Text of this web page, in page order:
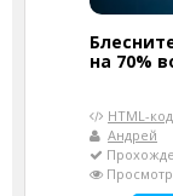
на 70%
HTML-код
Андрей